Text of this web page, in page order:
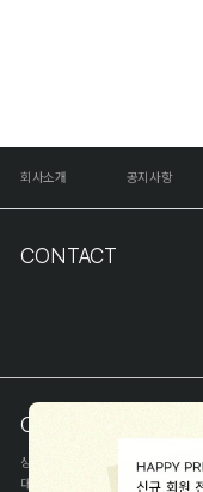
회사소개 공지사항
CONTACT
COMPANY INFO
상호
(주)해피프
대표
이화진